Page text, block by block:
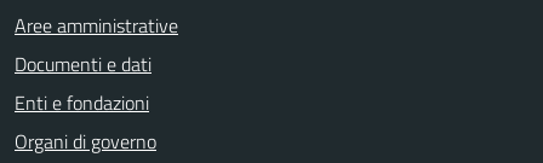
Aree amministrative
Documenti e dati
Enti e fondazioni
Organi di governo